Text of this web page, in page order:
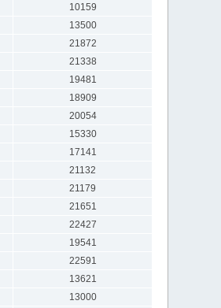
10159
13500
21872
21338
19481
18909
20054
15330
17141
21132
21179
21651
22427
19541
22591
13621
13000